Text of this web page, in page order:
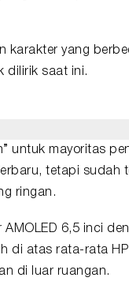
karakter yang
dilirik saat ini.
untuk mayoritas
tetapi sudah
ringan.
6,5 inci
di atas rata-rata
di luar ruangan.